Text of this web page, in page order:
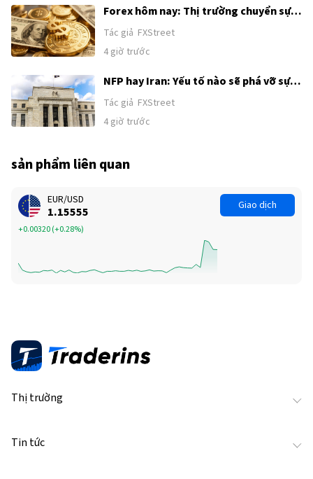
nông nghiệp (NFP) của Mỹ
Forex hôm nay: Thị trường chuyển sự
chú ý từ Trung Đông sang Bảng lương
phi nông nghiệp của Mỹ
Tác giả FXStreet
4 giờ trước
NFP hay Iran: Yếu tố nào sẽ phá vỡ sự
tích luỹ của Chỉ số đô la Mỹ?
Tác giả FXStreet
4 giờ trước
sản phẩm liên quan
EUR/USD
1.15555
+0.00320(+0.28%)
Giao dịch
Thị trường
Tin tức